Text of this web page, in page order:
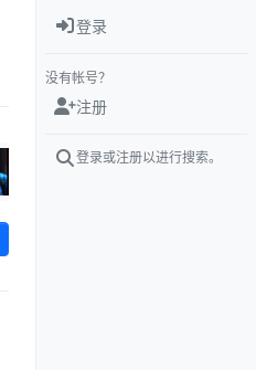
登录
没有帐号？
注册
登录或注册以进行搜索。